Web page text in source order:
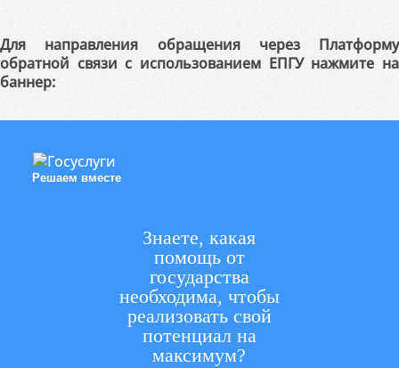
Для направления обращения через Платформу
обратной связи с использованием ЕПГУ нажмите на
баннер:
Решаем вместе
Знаете, какая
помощь от
государства
необходима, чтобы
реализовать свой
потенциал на
максимум?